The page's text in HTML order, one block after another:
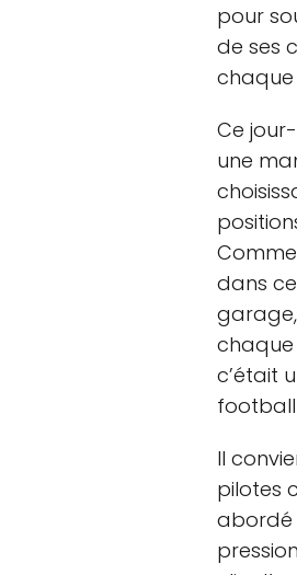
pour
de ses
chaque
Ce
une
dans
chaque
c’était
Il
pilotes
abordé